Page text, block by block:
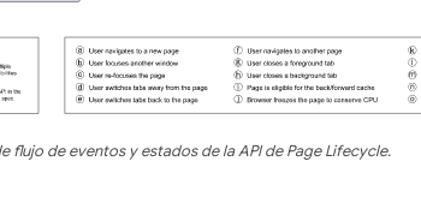
flujo de eventos y estados de la API de Page Lifecycle.